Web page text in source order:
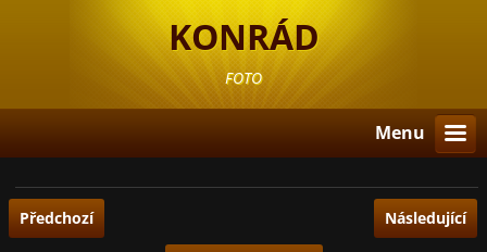
KONRÁD
FOTO
Menu
Předchozí Následující